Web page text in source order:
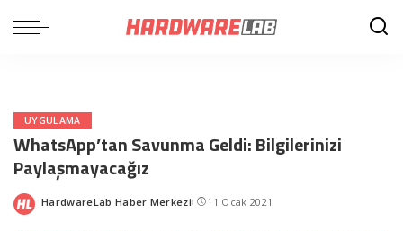
UYGULAMA
WhatsApp’tan Savunma Geldi: Bilgilerinizi
Paylaşmayacağız
Posted
HardwareLab Haber Merkezi 11 Ocak 2021